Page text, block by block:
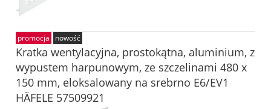
Kratka wentylacyjna, prostokątna, aluminium, z
wypustem harpunowym, ze szczelinami 480 x
150 mm, eloksalowany na srebrno E6/EV1
HÄFELE 57509921
promocja nowość